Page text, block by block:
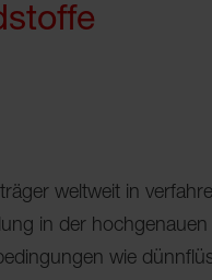
weltweit in
in der
wie